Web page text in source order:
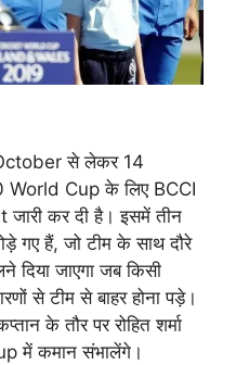
से लेकर 14
World Cup के लिए BCCI
जारी कर दी है। इसमें तीन
गए हैं, जो टीम के साथ दौरे
दिया जाएगा जब किसी
से टीम से बाहर होना पड़े।
के तौर पर रोहित शर्मा
में कमान संभालेंगे।